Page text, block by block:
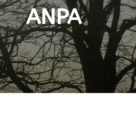
ANPA